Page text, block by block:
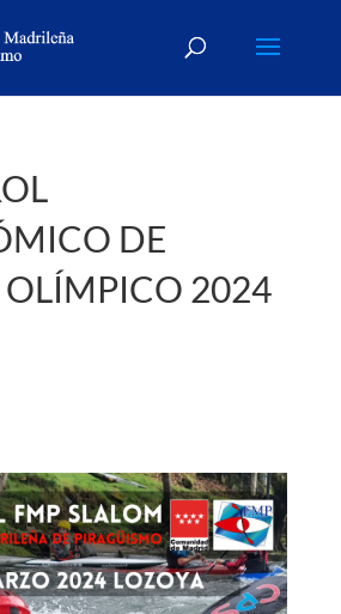
DE
OLÍMPICO 2024